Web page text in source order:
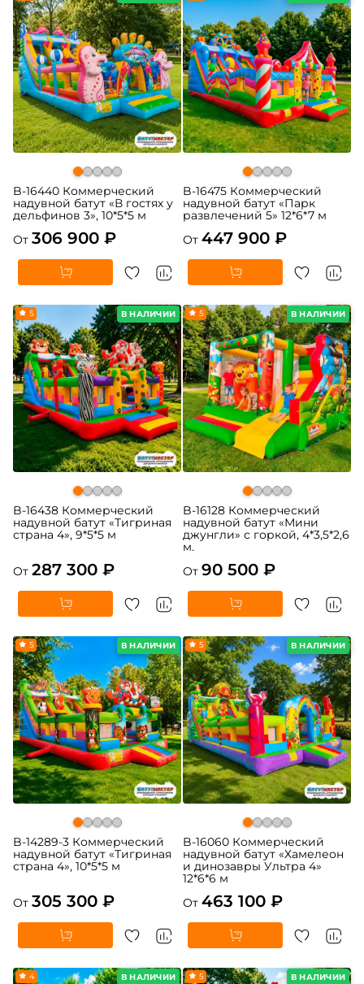
B-16440 Коммерческий
надувной батут «В гостях у
дельфинов 3», 10*5*5 м
От 306 900 ₽
B-16475 Коммерческий
надувной батут «Парк
развлечений 5» 12*6*7 м
От 447 900 ₽
В НАЛИЧИИ
5
B-16438 Коммерческий
надувной батут «Тигриная
страна 4», 9*5*5 м
От 287 300 ₽
В НАЛИЧИИ
5
B-16128 Коммерческий
надувной батут «Мини
джунгли» с горкой, 4*3,5*2,6
м.
От 90 500 ₽
В НАЛИЧИИ
5
B-14289-3 Коммерческий
надувной батут «Тигриная
страна 4», 10*5*5 м
От 305 300 ₽
В НАЛИЧИИ
5
B-16060 Коммерческий
надувной батут «Хамелеон
и динозавры Ультра 4»
12*6*6 м
От 463 100 ₽
В НАЛИЧИИ
4 В НАЛИЧИИ
5